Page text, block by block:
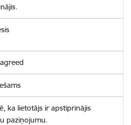
ka lietotājs ir apstiprinājis
paziņojumu.